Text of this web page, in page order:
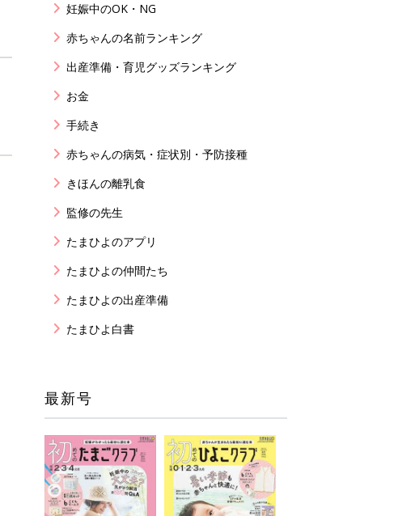
妊娠中のOK・NG
赤ちゃんの名前ランキング
出産準備・育児グッズランキング
お金
手続き
赤ちゃんの病気・症状別・予防接種
きほんの離乳食
監修の先生
たまひよのアプリ
たまひよの仲間たち
たまひよの出産準備
たまひよ白書
最新号